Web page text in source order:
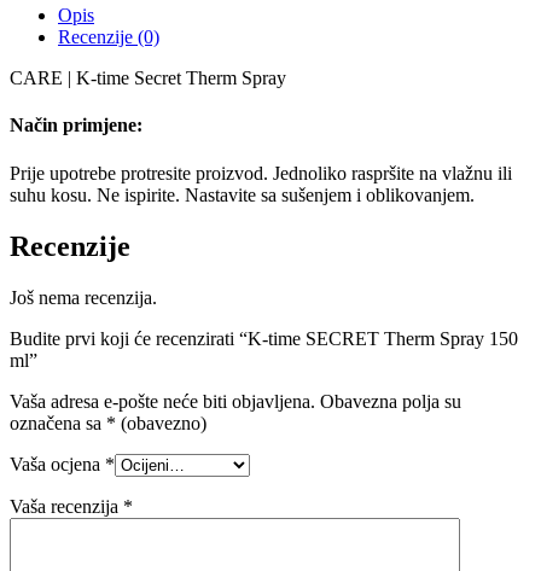
Opis
Recenzije (0)
CARE | K-time Secret Therm Spray
Način primjene:
Prije upotrebe protresite proizvod. Jednoliko raspršite na vlažnu ili
suhu kosu. Ne ispirite. Nastavite sa sušenjem i oblikovanjem.
Recenzije
Još nema recenzija.
Budite prvi koji će recenzirati “K-time SECRET Therm Spray 150
ml”
Vaša adresa e-pošte neće biti objavljena. Obavezna polja su
označena sa * (obavezno)
Vaša ocjena *
Vaša recenzija *